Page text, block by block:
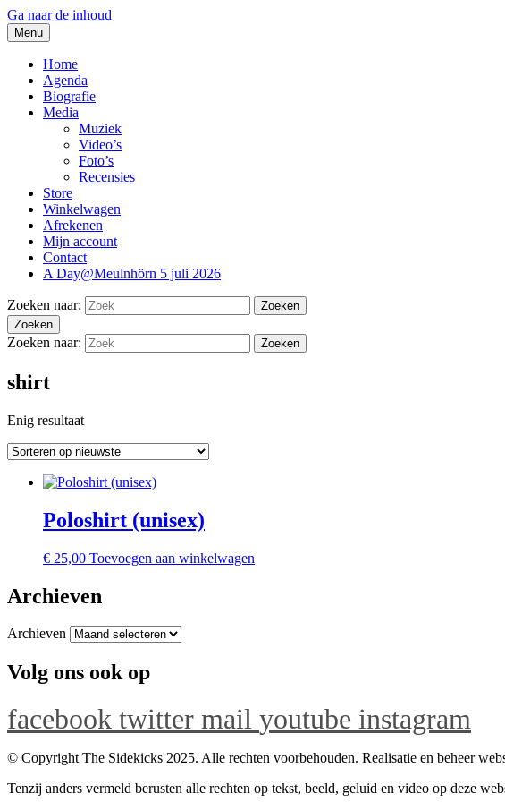
Ga naar de inhoud
thesidekicks.nl
Blues And More uit Meulnhorn
Menu
Home
Agenda
Biografie
Media
Muziek
Video’s
Foto’s
Recensies
Store
Winkelwagen
Afrekenen
Mijn account
Contact
A Day@Meulnhörn 5 juli 2026
Zoeken naar:
Zoeken
Zoeken
Zoeken naar: Zoeken
shirt
Enig resultaat
Poloshirt (unisex)
€ 25,00 Toevoegen aan winkelwagen
Archieven
Archieven
Volg ons ook op
facebook twitter mail youtube instagram
© Copyright The Sidekicks 2025. Alle rechten voorbehouden. Realisatie en beheer
Tenzij anders vermeld berusten alle rechten op tekst, beeld, geluid en video op deze